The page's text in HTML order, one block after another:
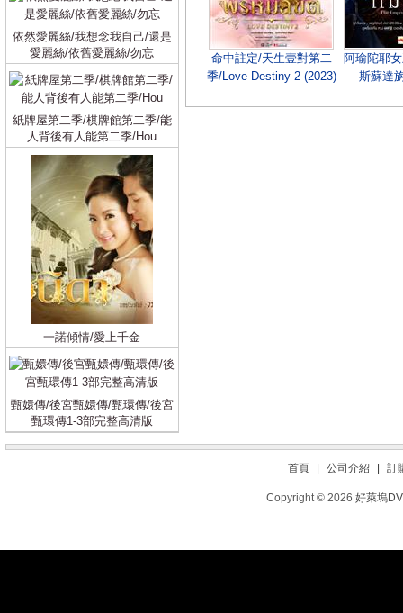
命中註定/天生壹對第二
季/Love Destiny 2 (2023)
阿瑜陀耶
斯蘇達
依然愛麗絲/我想念我自己/還是
愛麗絲/依舊愛麗絲/勿忘
紙牌屋第二季/棋牌館第二季/能
人背後有人能第二季/Hou
一諾傾情/愛上千金
甄嬛傳/後宮甄嬛傳/甄環傳/後宮
甄環傳1-3部完整高清版
首頁 公司介紹 訂
Copyright © 2026 好萊塢